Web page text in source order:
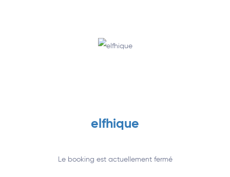
elfhique
Le booking est actuellement fermé